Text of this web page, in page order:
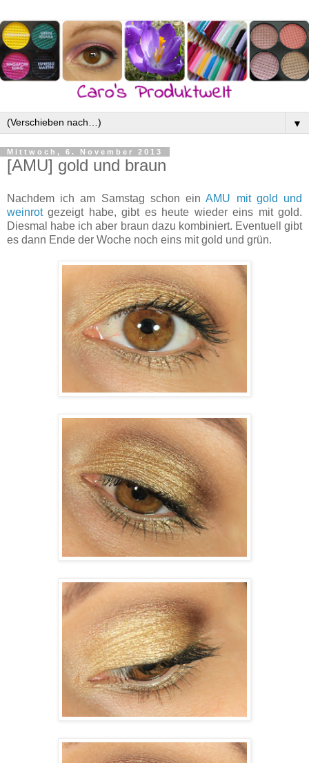
▼
Mittwoch, 6. November 2013
[AMU] gold und braun
Nachdem ich am Samstag schon einAMU mit gold und
weinrotgezeigt habe, gibt es heute wieder eins mit gold.
Diesmal habe ich aber braun dazu kombiniert. Eventuell gibt
es dann Ende der Woche noch eins mit gold und grün.